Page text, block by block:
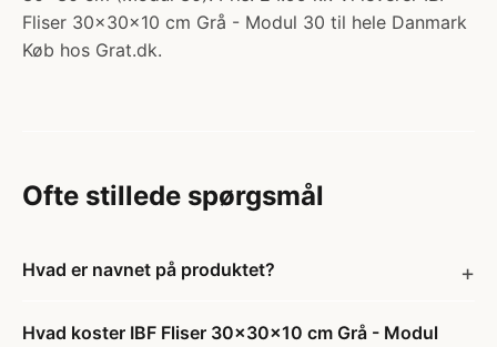
Fliser 30x30x10 cm Grå - Modul 30 til hele Danmark
Køb hos Grat.dk.
Ofte stillede spørgsmål
Hvad er navnet på produktet?
Hvad koster IBF Fliser 30x30x10 cm Grå - Modul